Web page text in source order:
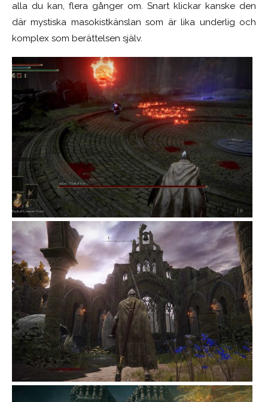
alla du kan, flera gånger om. Snart klickar kanske den
där mystiska masokistkänslan som är lika underlig och
komplex som berättelsen själv.